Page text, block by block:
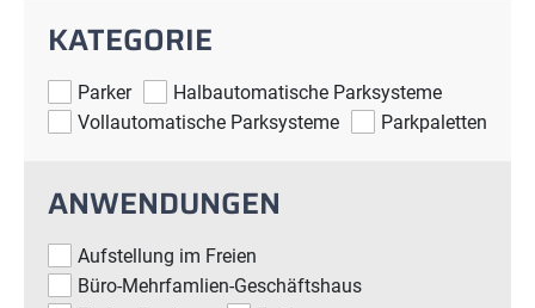
KATEGORIE
Parker
Halbautomatische Parksysteme
Vollautomatische Parksysteme
Parkpaletten
ANWENDUNGEN
Aufstellung im Freien
Büro-Mehrfamlien-Geschäftshaus